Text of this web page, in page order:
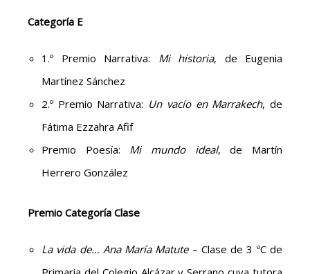
Categoría E
1.º Premio Narrativa: Mi historia, de Eugenia
Martínez Sánchez
2.º Premio Narrativa: Un vacío en Marrakech, de
Fátima Ezzahra Afif
Premio Poesía: Mi mundo ideal, de Martín
Herrero González
Premio Categoría Clase
La vida de… Ana María Matute– Clase de 3 ºC de